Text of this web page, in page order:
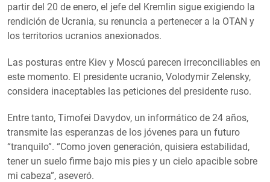
partir del 20 de enero, el jefe del Kremlin sigue exigiendo la
rendición de Ucrania, su renuncia a pertenecer a la OTAN y
los territorios ucranios anexionados.
Las posturas entre Kiev y Moscú parecen irreconciliables en
este momento. El presidente ucranio, Volodymir Zelensky,
considera inaceptables las peticiones del presidente ruso.
Entre tanto, Timofei Davydov, un informático de 24 años,
transmite las esperanzas de los jóvenes para un futuro
“tranquilo”. “Como joven generación, quisiera estabilidad,
tener un suelo firme bajo mis pies y un cielo apacible sobre
mi cabeza”, aseveró.